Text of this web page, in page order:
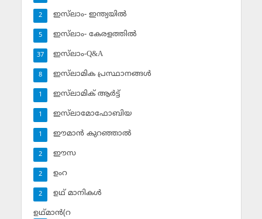
ഇസ്‌ലാം- ഇന്ത്യയില്‍
2
ഇസ്‌ലാം- കേരളത്തില്‍
5
ഇസ്‌ലാം-Q&A
37
ഇസ്‌ലാമിക പ്രസ്ഥാനങ്ങള്‍
8
ഇസ്‌ലാമിക് ആര്‍ട്ട്
1
ഇസ്‌ലാമോഫോബിയ
1
ഈമാന്‍ കുറഞ്ഞാല്‍
1
ഈസ
2
ഉംറ
2
ഉഥ് മാനികള്‍
2
ഉഥ്മാന്‍(റ